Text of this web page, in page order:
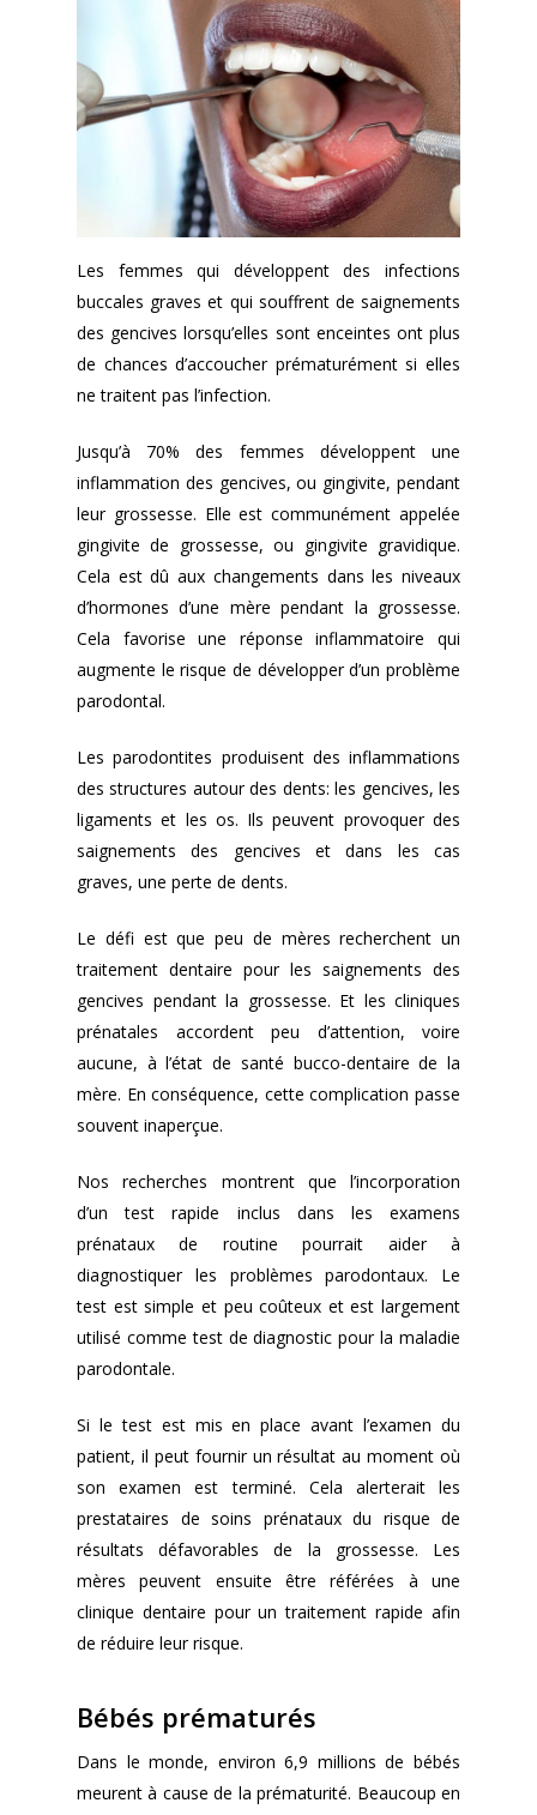
Les femmes qui développent des infections
buccales graves et qui souffrent de saignements
des gencives lorsqu’elles sont enceintes ont plus
de chances d’accoucher prématurément si elles
ne traitent pas l’infection.
Jusqu’à 70% des femmes développent une
inflammation des gencives, ou gingivite, pendant
leur grossesse. Elle est communément appelée
gingivite de grossesse, ou gingivite gravidique.
Cela est dû aux changements dans les niveaux
d’hormones d’une mère pendant la grossesse.
Cela favorise une réponse inflammatoire qui
augmente le risque de développer d’un problème
parodontal.
Les parodontites produisent des inflammations
des structures autour des dents: les gencives, les
ligaments et les os. Ils peuvent provoquer des
saignements des gencives et dans les cas
graves, une perte de dents.
Le défi est que peu de mères recherchent un
traitement dentaire pour les saignements des
gencives pendant la grossesse. Et les cliniques
prénatales accordent peu d’attention, voire
aucune, à l’état de santé bucco-dentaire de la
mère. En conséquence, cette complication passe
souvent inaperçue.
Nos recherches montrent que l’incorporation
d’un test rapide inclus dans les examens
prénataux de routine pourrait aider à
diagnostiquer les problèmes parodontaux. Le
test est simple et peu coûteux et est largement
utilisé comme test de diagnostic pour la maladie
parodontale.
Si le test est mis en place avant l’examen du
patient, il peut fournir un résultat au moment où
son examen est terminé. Cela alerterait les
prestataires de soins prénataux du risque de
résultats défavorables de la grossesse. Les
mères peuvent ensuite être référées à une
clinique dentaire pour un traitement rapide afin
de réduire leur risque.
Bébés prématurés
Dans le monde, environ 6,9 millions de bébés
meurent à cause de la prématurité. Beaucoup en